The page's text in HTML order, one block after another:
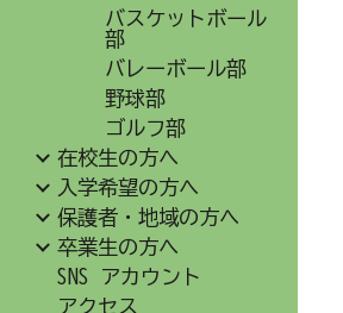
バスケットボール
部
バレーボール部
野球部
ゴルフ部
在校生の方へ
入学希望の方へ
保護者・地域の方へ
卒業生の方へ
SNS アカウント
アクセス